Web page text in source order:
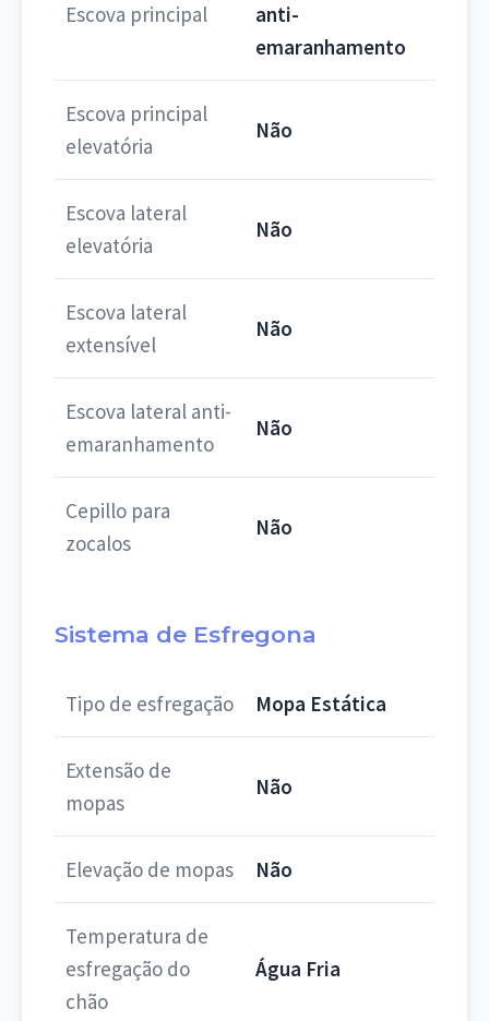
Escova principal
anti-
emaranhamento
Escova principal
elevatória
Não
Escova lateral
elevatória
Não
Escova lateral
extensível
Não
Escova lateral anti-
emaranhamento
Não
Cepillo para
zocalos
Não
Sistema de Esfregona
Tipo de esfregação Mopa Estática
Extensão de
mopas
Não
Elevação de mopas Não
Temperatura de
esfregação do
chão
Água Fria